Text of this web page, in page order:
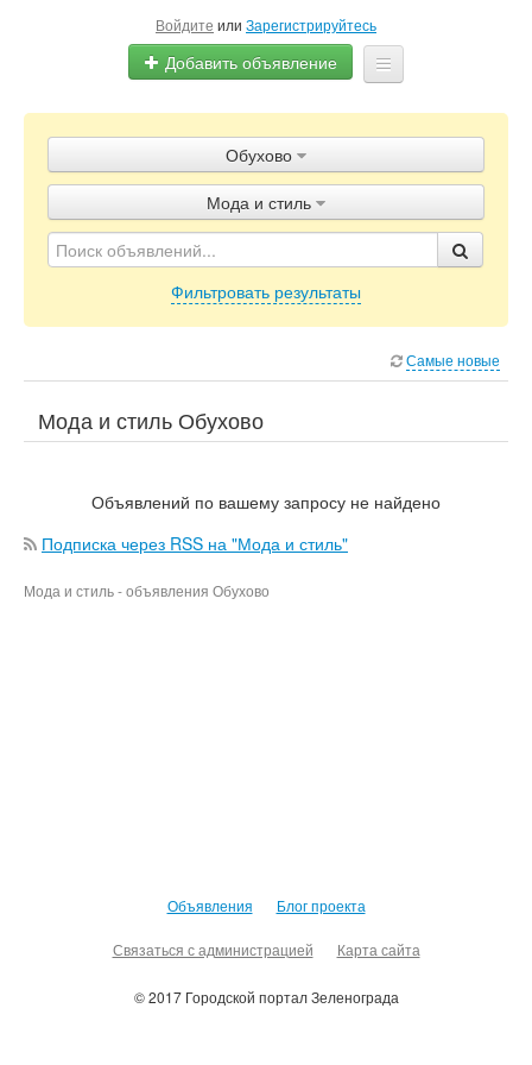
Войдите или Зарегистрируйтесь
Добавить объявление
Объявления
Блог
Обухово
Мода и стиль
Фильтровать результаты
Самые новые
Мода и стиль Обухово
Объявлений по вашему запросу не найдено
Подписка через RSS на "Мода и стиль"
Мода и стиль - объявления Обухово
Объявления Блог проекта
Связаться с администрацией Карта сайта
© 2017 Городской портал Зеленограда